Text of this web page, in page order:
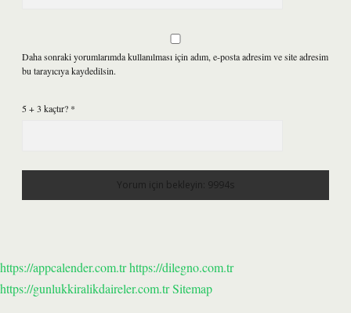
Daha sonraki yorumlarımda kullanılması için adım, e-posta adresim ve site adresim
bu tarayıcıya kaydedilsin.
5 + 3 kaçtır? *
https://appcalender.com.trhttps://dilegno.com.tr
https://gunlukkiralikdaireler.com.trSitemap